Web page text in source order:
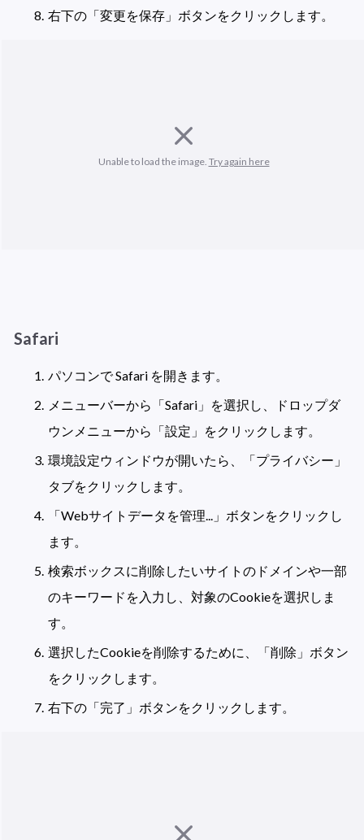
右下の「変更を保存」ボタンをクリックします。
Unable to load the image. Try again here
Safari
パソコンで Safari を開きます。
メニューバーから「Safari」を選択し、ドロップダ
ウンメニューから「設定」をクリックします。
環境設定ウィンドウが開いたら、「プライバシー」
タブをクリックします。
「Webサイトデータを管理...」ボタンをクリックし
ます。
検索ボックスに削除したいサイトのドメインや一部
のキーワードを入力し、対象のCookieを選択しま
す。
選択したCookieを削除するために、「削除」ボタン
をクリックします。
右下の「完了」ボタンをクリックします。